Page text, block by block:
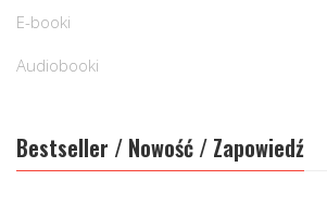
E-booki
Audiobooki
Bestseller / Nowość / Zapowiedź